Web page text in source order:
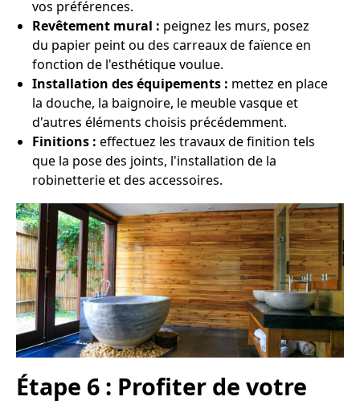
vos préférences.
Revêtement mural : peignez les murs, posez
du papier peint ou des carreaux de faïence en
fonction de l'esthétique voulue.
Installation des équipements : mettez en place
la douche, la baignoire, le meuble vasque et
d'autres éléments choisis précédemment.
Finitions : effectuez les travaux de finition tels
que la pose des joints, l'installation de la
robinetterie et des accessoires.
Étape 6 : Profiter de votre